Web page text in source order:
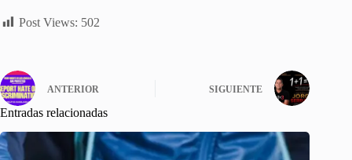
Post Views: 502
ANTERIOR SIGUIENTE
Entradas relacionadas